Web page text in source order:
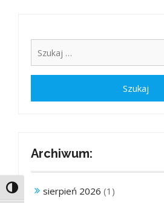
Toggle High Contrast
Archiwum:
sierpień 2026 (1)